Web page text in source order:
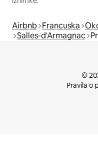
Airbnb Francuska
Salles-d'Armagnac
©
Pravila o